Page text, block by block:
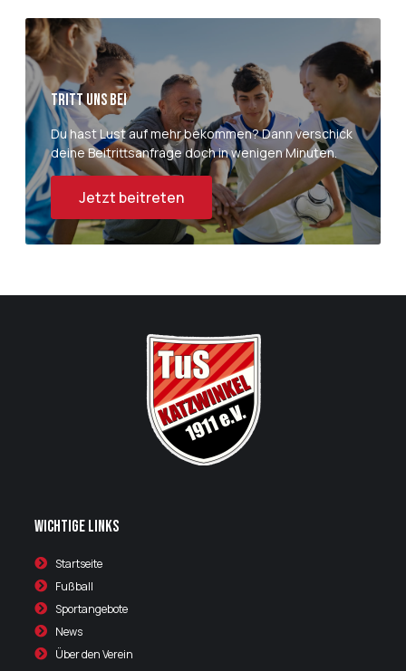
Tritt uns bei
Du hast Lust auf mehr bekommen? Dann verschick
deine Beitrittsanfrage doch in wenigen Minuten.
Jetzt beitreten
Wichtige Links
Startseite
Fußball
Sportangebote
News
Über den Verein